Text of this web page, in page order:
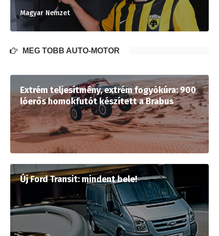
Magyar Nemzet
MÉG TÖBB AUTÓ-MOTOR
Extrém teljesítmény, extrém fogyókúra: 900
lóerős homokfutót készített a Brabus
Új Ford Transit: mindent bele!